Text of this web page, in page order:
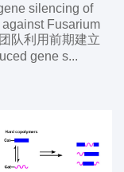
silencing of
Fusarium
队利用前期建立
gene s...